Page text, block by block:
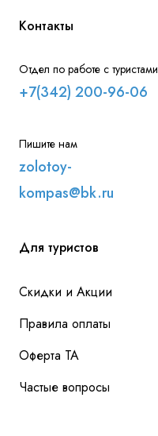
Контакты
Отдел по работе с туристами
+7(342) 200-96-06
Пишите нам
zolotoy-
kompas@bk.ru
Для туристов
Скидки и Акции
Правила оплаты
Оферта ТА
Частые вопросы